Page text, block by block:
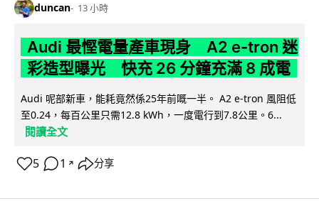
duncan 13 小時
Audi 最慳電量產車現身 A2 e-tron 迷
彩造型曝光 快充 26 分鐘充滿 8 成電
Audi 呢部新車，能耗竟然係25年前嘅一半。 A2 e-tron 風阻低
至0.24，每百公里只需12.8 kWh，一度電行到7.8公里。6...
閱讀全文
5 1 ↗ 分享